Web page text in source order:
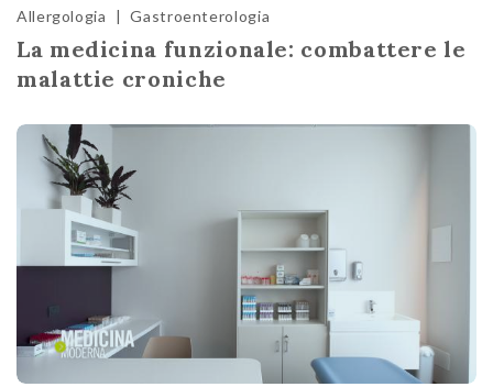
Allergologia | Gastroenterologia
La medicina funzionale: combattere le
malattie croniche